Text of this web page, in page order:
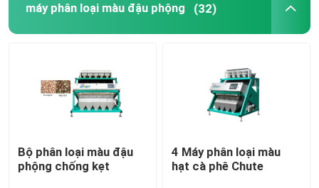
Máy phân loại hồng ngoại
Máy phân loại màu ngô
máy phân loại màu đậu phộng (32)
Bộ phân loại màu đậu
phộng chống kẹt
4 Máy phân loại màu
hạt cà phê Chute